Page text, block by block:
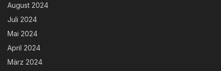
August 2024
Juli 2024
Mai 2024
April 2024
März 2024